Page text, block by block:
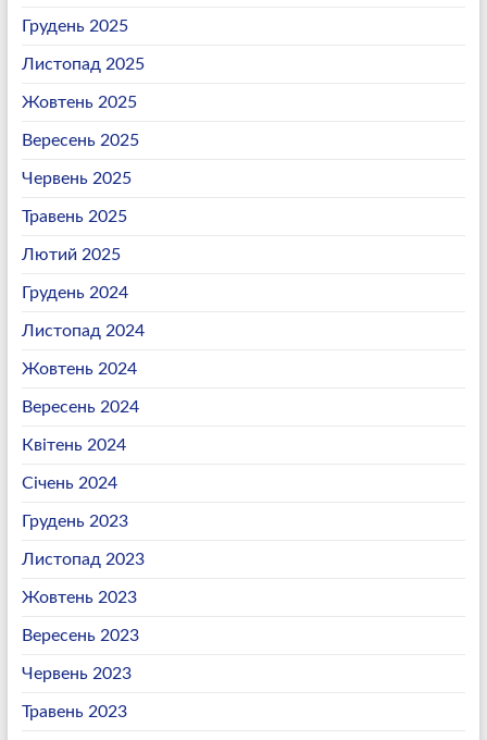
Грудень 2025
Листопад 2025
Жовтень 2025
Вересень 2025
Червень 2025
Травень 2025
Лютий 2025
Грудень 2024
Листопад 2024
Жовтень 2024
Вересень 2024
Квітень 2024
Січень 2024
Грудень 2023
Листопад 2023
Жовтень 2023
Вересень 2023
Червень 2023
Травень 2023